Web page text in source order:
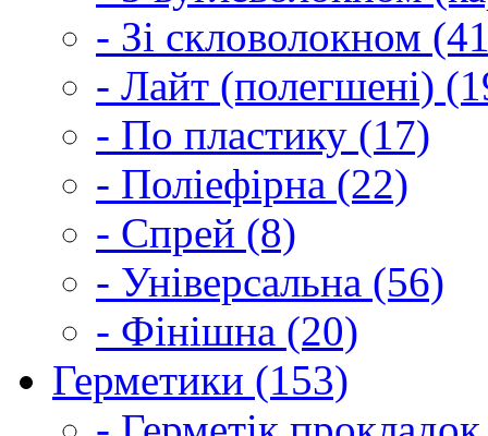
- Зі скловолокном
- Лайт (полегшені)
- По пластику (17)
- Поліефірна (22)
- Спрей (8)
- Універсальна (56)
- Фінішна (20)
Герметики (153)